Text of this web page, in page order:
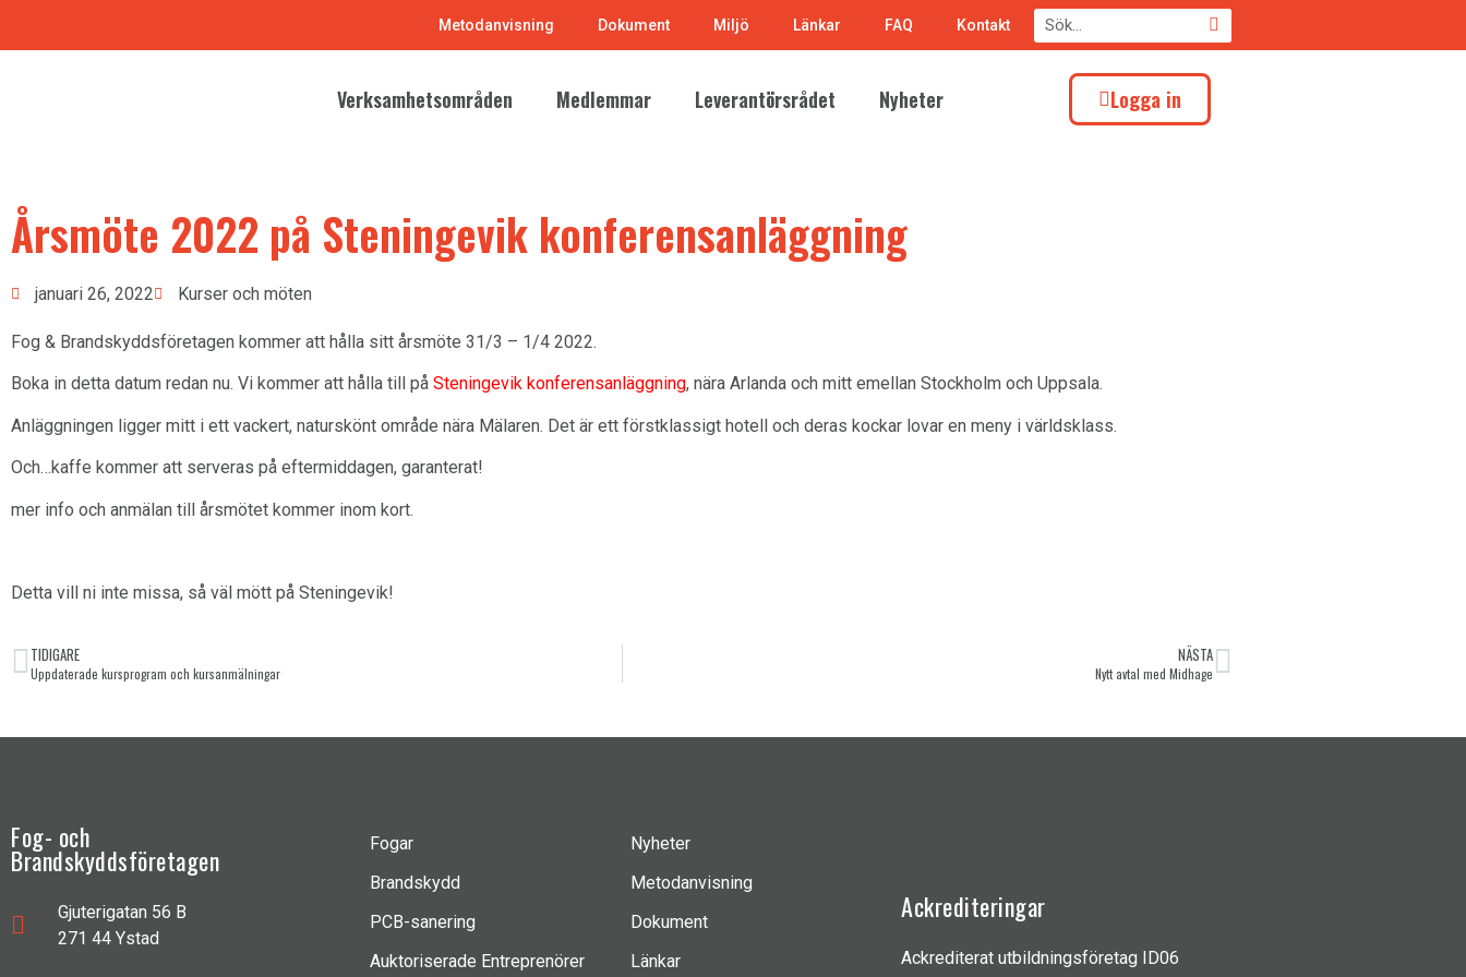
Metodanvisning Dokument Miljö Länkar FAQ Kontakt
Verksamhetsområden Medlemmar Leverantörsrådet Nyheter Logga in
Årsmöte 2022 på Steningevik konferensanläggning
januari 26, 2022 Kurser och möten
Fog & Brandskyddsföretagen kommer att hålla sitt årsmöte 31/3 – 1/4 2022.
Boka in detta datum redan nu. Vi kommer att hålla till på Steningevik konferensanläggning, nära Arlanda och mitt emellan Stockholm och Uppsala.
Anläggningen ligger mitt i ett vackert, naturskönt område nära Mälaren. Det är ett förstklassigt hotell och deras kockar lovar en meny i världsklass.
Och…kaffe kommer att serveras på eftermiddagen, garanterat!
mer info och anmälan till årsmötet kommer inom kort.
Detta vill ni inte missa, så väl mött på Steningevik!
TIDIGARE
Uppdaterade kursprogram och kursanmälningar
NÄSTA
Nytt avtal med Midhage
Fog- och
Brandskyddsföretagen
Gjuterigatan 56 B
271 44 Ystad
Fogar
Brandskydd
PCB-sanering
Auktoriserade Entreprenörer
Nyheter
Metodanvisning
Dokument
Länkar
Ackrediteringar
Ackrediterat utbildningsföretag ID06